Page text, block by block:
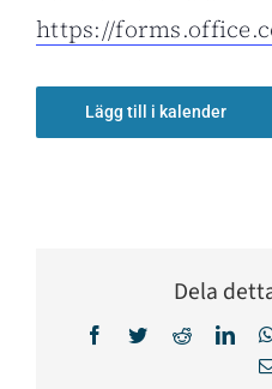
https://
Lägg till i kalender
Dela
Facebook
TwitterReddit